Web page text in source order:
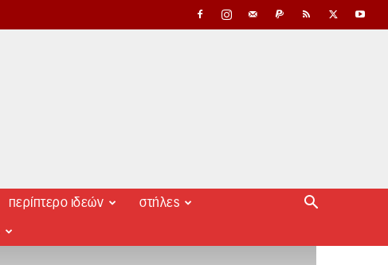
περίπτερο ιδεών στήλες